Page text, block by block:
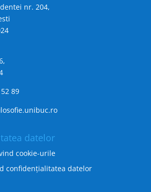
nr. 204,
89
datelor
cookie-urile
confidențialitatea datelor